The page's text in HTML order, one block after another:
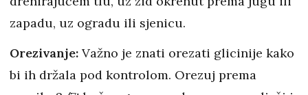
zapadu, uz ogradu ili sjenicu.
Orezivanje: Važno je znati orezati glicinije kako
bi ih držala pod kontrolom. Orezuj prema